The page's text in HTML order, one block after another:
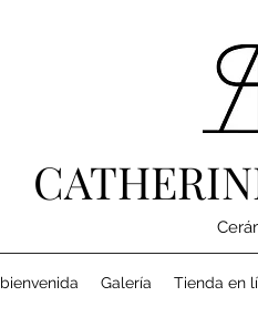
bienvenida Galería Tienda en